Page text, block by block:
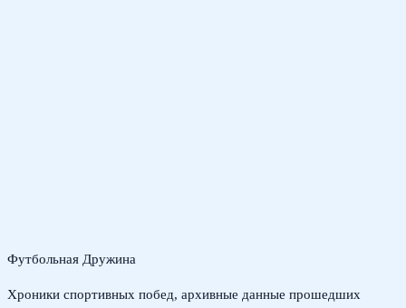
Футбольная Дружина
Хроники спортивных побед, архивные данные прошедших